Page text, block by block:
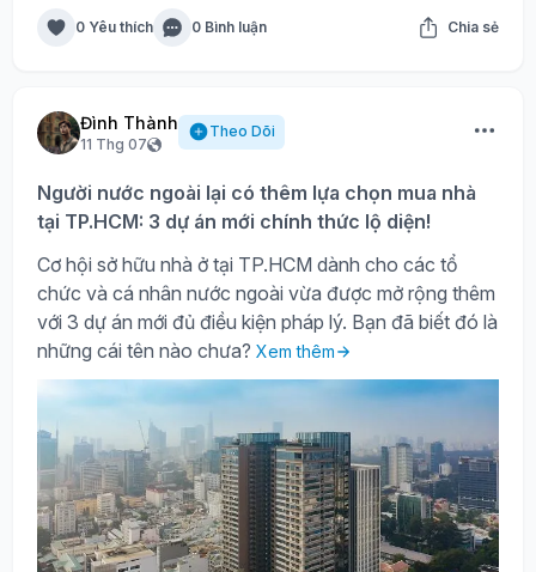
0 Yêu thích 0 Bình luận Chia sẻ
Đình Thành
11 Thg 07
Theo Dõi
Người nước ngoài lại có thêm lựa chọn mua nhà
tại TP.HCM: 3 dự án mới chính thức lộ diện!
Cơ hội sở hữu nhà ở tại TP.HCM dành cho các tổ
chức và cá nhân nước ngoài vừa được mở rộng thêm
với 3 dự án mới đủ điều kiện pháp lý. Bạn đã biết đó là
những cái tên nào chưa? Xem thêm